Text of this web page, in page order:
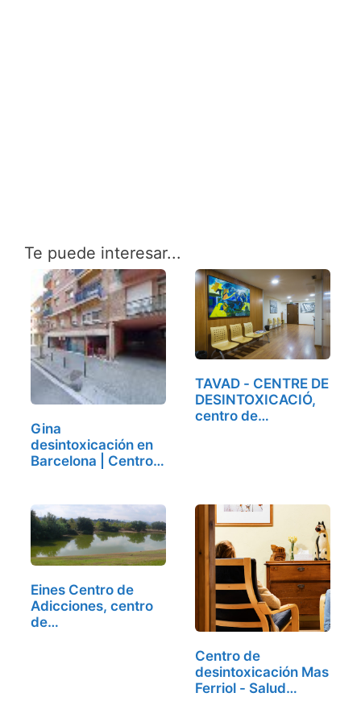
Te puede interesar...
Gina
desintoxicación en
Barcelona | Centro
TAVAD - CENTRE DE
DESINTOXICACIÓ,
centro de…
Eines Centro de
Adicciones, centro
de…
Centro de
desintoxicación Mas
Ferriol - Salud